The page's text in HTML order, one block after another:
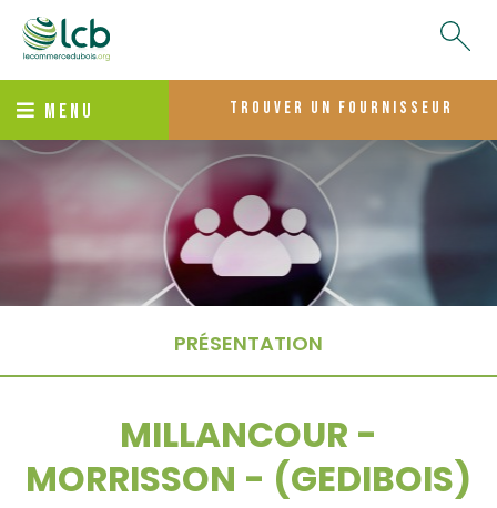
MENU trouver un fournisseur
PRÉSENTATION
MILLANCOUR -
MORRISSON - (GEDIBOIS)